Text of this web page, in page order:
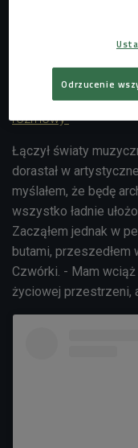
zrobione, to po
Czwórce.
Michał Robak w
rozmowy
Łączył światy
dorastał w
myślałem, że będę
wszystko ładnie
Zacząłem jednak w
butami, przeszedłem
Czwórki. - Mam
życiowej przestrzeni,
Odrzucenie